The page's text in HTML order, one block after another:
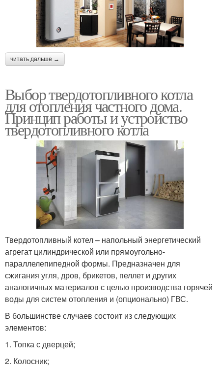
читать дальше →
Выбор твердотопливного котла
для отопления частного дома.
Принцип работы и устройство
твердотопливного котла
Твердотопливный котел – напольный энергетический
агрегат цилиндрической или прямоугольно-
параллелепипедной формы. Предназначен для
сжигания угля, дров, брикетов, пеллет и других
аналогичных материалов с целью производства горячей
воды для систем отопления и (опционально) ГВС.
В большинстве случаев состоит из следующих
элементов:
1. Топка с дверцей;
2. Колосник;